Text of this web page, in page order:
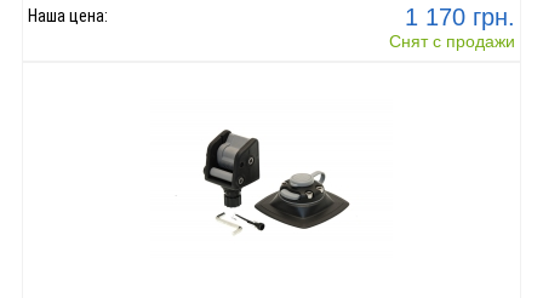
1 170 грн.
Наша цена:
Снят с продажи